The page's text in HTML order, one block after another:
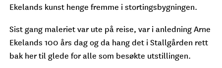
Ekelands kunst henge fremme i stortingsbygningen.
Sist gang maleriet var ute på reise, var i anledning Arne
Ekelands 100 års dag og da hang det i Stallgården rett
bak her til glede for alle som besøkte utstillingen.